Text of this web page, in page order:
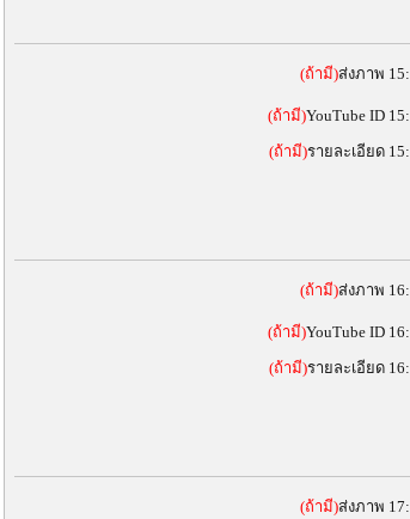
(ถ้ามี)ส่งภาพ 15:
(ถ้ามี)YouTube ID 15:
(ถ้ามี)รายละเอียด 15:
(ถ้ามี)ส่งภาพ 16:
(ถ้ามี)YouTube ID 16:
(ถ้ามี)รายละเอียด 16:
(ถ้ามี)ส่งภาพ 17: